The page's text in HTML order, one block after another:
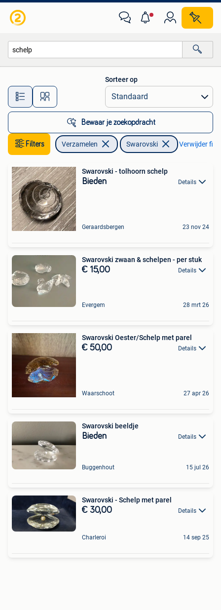
Alle afstanden…
Sorteer op
Bewaar je zoekopdracht
Filters Verzamelen Swarovski Verwijder
Swarovski - tolhoorn schelp
Bieden Details
Geraardsbergen 23 nov 24
Swarovski zwaan & schelpen - per stuk
€ 15,00 Details
Evergem 28 mrt 26
Swarovski Oester/Schelp met parel
€ 50,00 Details
Waarschoot 27 apr 26
Swarovski beeldje
Bieden Details
Buggenhout 15 jul 26
Swarovski - Schelp met parel
€ 30,00 Details
Charleroi 14 sep 25